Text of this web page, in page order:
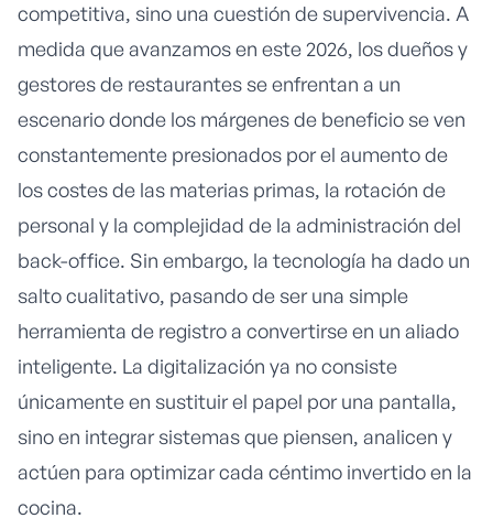
competitiva, sino una cuestión de supervivencia. A
medida que avanzamos en este 2026, los dueños y
gestores de restaurantes se enfrentan a un
escenario donde los márgenes de beneficio se ven
constantemente presionados por el aumento de
los costes de las materias primas, la rotación de
personal y la complejidad de la administración del
back-office. Sin embargo, la tecnología ha dado un
salto cualitativo, pasando de ser una simple
herramienta de registro a convertirse en un aliado
inteligente. La digitalización ya no consiste
únicamente en sustituir el papel por una pantalla,
sino en integrar sistemas que piensen, analicen y
actúen para optimizar cada céntimo invertido en la
cocina.